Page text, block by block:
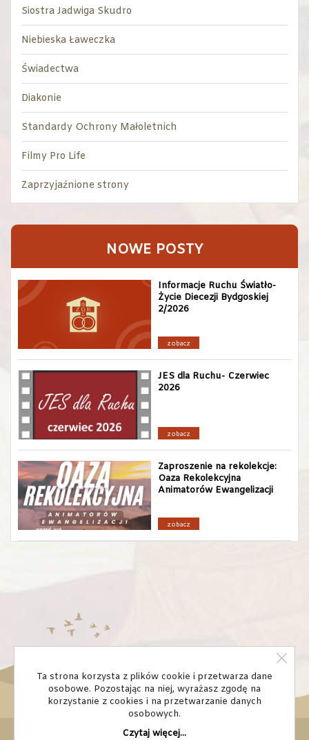
Ta strona korzysta z plików cookie i przetwarza dane
osobowe. Pozostając na niej, wyrażasz zgodę na
korzystanie z cookies i na przetwarzanie danych
osobowych.
Czytaj więcej...
Siostra Jadwiga Skudro
Niebieska Ławeczka
Świadectwa
Diakonie
Standardy Ochrony Małoletnich
Filmy Pro Life
Zaprzyjaźnione strony
NOWE POSTY
Informacje Ruchu Światło-
Życie Diecezji Bydgoskiej
2/2026
zobacz
JES dla Ruchu- Czerwiec
2026
zobacz
Zaproszenie na rekolekcje:
Oaza Rekolekcyjna
Animatorów Ewangelizacji
zobacz
© Domowy Kościół diecezja bydgoska